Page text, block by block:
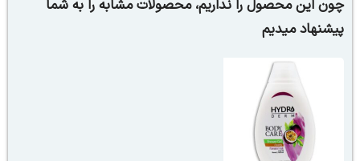
چون این محصول را نداریم، محصولات مشابه را به شما
پیشنهاد میدیم